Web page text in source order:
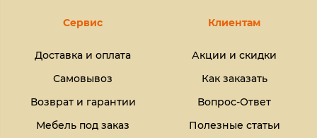
Сервис
Доставка и оплата
Самовывоз
Возврат и гарантии
Мебель под заказ
Клиентам
Акции и скидки
Как заказать
Вопрос-Ответ
Полезные статьи